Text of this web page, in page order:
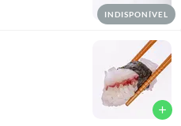
INDISPONÍVEL
add